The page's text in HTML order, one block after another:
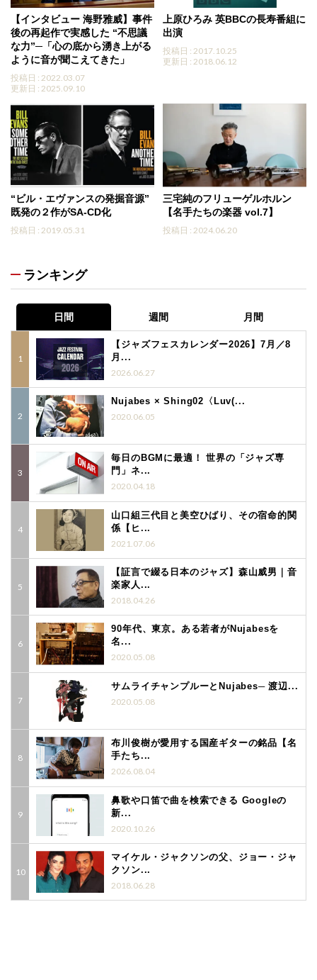
【インタビュー 海野雅威】事件
後の再起作で実感した “不思議
な力”─「心の底から湧き上がる
ように音が聞こえてきた」
投稿日 : 2022.03.07
更新日 : 2025.09.10
上原ひろみ 英BBCの長寿番組に
出演
投稿日 : 2017.10.25
更新日 : 2018.06.12
“ビル・エヴァンスの発掘音源”
既発の２作がSA-CD化
投稿日 : 2019.05.31
三宅純のフリューゲルホルン
【名手たちの楽器 vol.7】
投稿日 : 2024.06.20
ランキング
日間 週間 月間
【ジャズフェスカレンダー2026】7月／8
月...
2026.06.27
Nujabes × Shing02〈Luv(...
2020.06.05
毎日のBGMに最適！ 世界の「ジャズ専
門」ネ...
2020.04.18
山口組三代目と美空ひばり、その宿命的関
係【ヒ...
2021.07.06
【証言で綴る日本のジャズ】森山威男｜音
楽家人...
2018.04.26
90年代、東京。ある若者がNujabesを
名...
2020.05.08
サムライチャンプルーとNujabes─ 渡辺...
2020.05.08
布川俊樹が愛用する国産ギターの銘品【名
手たち...
2026.08.04
鼻歌や口笛で曲を検索できる Googleの
新...
2020.10.26
マイケル・ジャクソンの父、ジョー・ジャ
クソン...
2018.06.28